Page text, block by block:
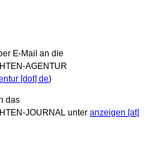
E-Mail an die
AGENTUR
[dot] de)
das
JOURNAL unter anzeigen [at]